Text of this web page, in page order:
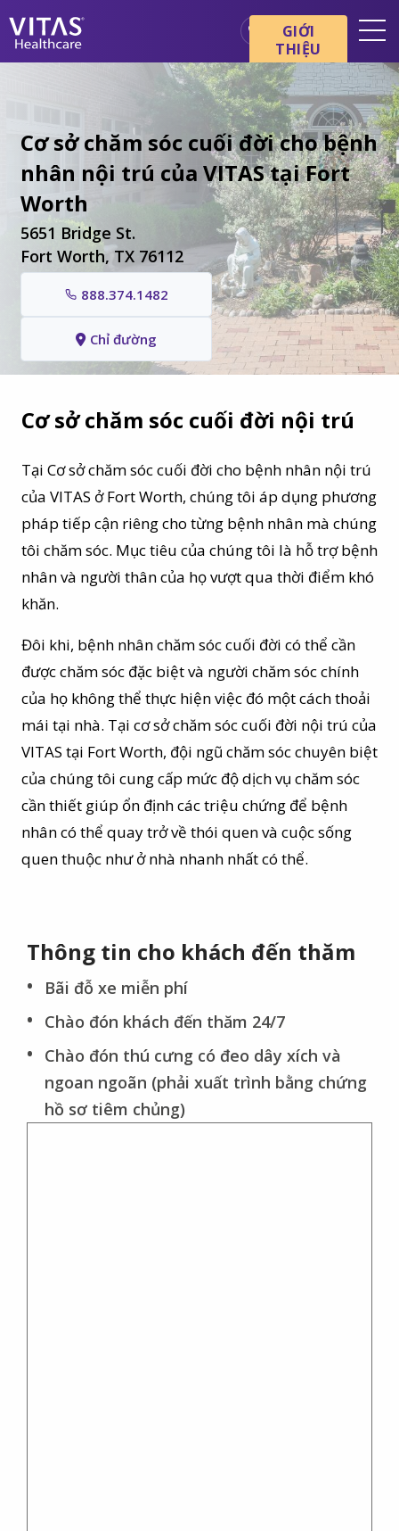
Cơ bản về chăm sóc cuối đời
Dịch vụ
Chuyên gia chăm sóc sức
Gia đình và người chăm sóc
GIỚI
THIỆU
Cơ sở chăm sóc cuối đời cho bệnh
nhân nội trú của VITAS tại Fort
Worth
5651 Bridge St.
Fort Worth, TX 76112
888.374.1482
Chỉ đường
Cơ sở chăm sóc cuối đời nội trú
Tại Cơ sở chăm sóc cuối đời cho bệnh nhân nội trú
của VITAS ở Fort Worth, chúng tôi áp dụng phương
pháp tiếp cận riêng cho từng bệnh nhân mà chúng
tôi chăm sóc. Mục tiêu của chúng tôi là hỗ trợ bệnh
nhân và người thân của họ vượt qua thời điểm khó
khăn.
Đôi khi, bệnh nhân chăm sóc cuối đời có thể cần
được chăm sóc đặc biệt và người chăm sóc chính
của họ không thể thực hiện việc đó một cách thoải
mái tại nhà. Tại cơ sở chăm sóc cuối đời nội trú của
VITAS tại Fort Worth, đội ngũ chăm sóc chuyên biệt
của chúng tôi cung cấp mức độ dịch vụ chăm sóc
cần thiết giúp ổn định các triệu chứng để bệnh
nhân có thể quay trở về thói quen và cuộc sống
quen thuộc như ở nhà nhanh nhất có thể.
Thông tin cho khách đến thăm
Bãi đỗ xe miễn phí
Chào đón khách đến thăm 24/7
Chào đón thú cưng có đeo dây xích và
ngoan ngoãn (phải xuất trình bằng chứng
hồ sơ tiêm chủng)